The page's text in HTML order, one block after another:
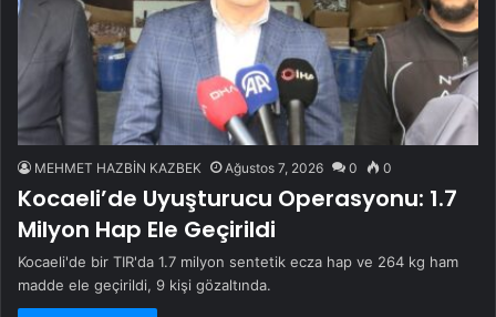
MEHMET HAZBİN KAZBEK Ağustos 7, 2026 0 0
Kocaeli’de Uyuşturucu Operasyonu: 1.7
Milyon Hap Ele Geçirildi
Kocaeli'de bir TIR'da 1.7 milyon sentetik ecza hap ve 264 kg ham
madde ele geçirildi, 9 kişi gözaltında.